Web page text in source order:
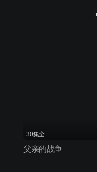
30集全
父亲的战争